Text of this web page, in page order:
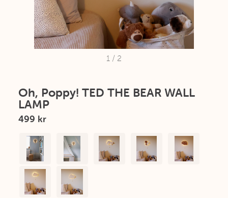
1 / 2
Oh, Poppy! TED THE BEAR WALL
LAMP
499 kr